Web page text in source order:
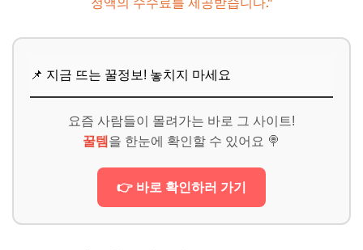
📌 지금 뜨는 꿀정보! 놓치지 마세요
요즘 사람들이 몰려가는 바로 그 사이트!
꿀템 을 한눈에 확인할 수 있어요 🍭
👉 바로 확인하러 가기